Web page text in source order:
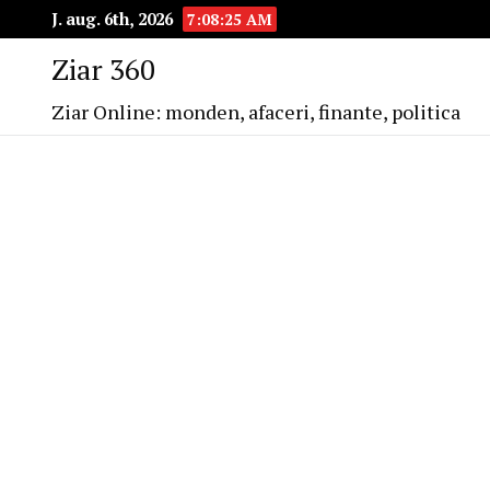
J. aug. 6th, 2026 7:08:25 AM
Ziar 360
Ziar Online: monden, afaceri, finante, politica